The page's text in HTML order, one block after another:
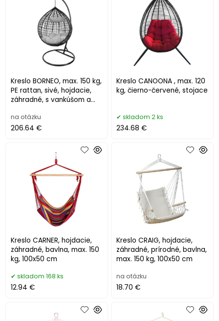
Kreslo BORNEO, max. 150 kg,
PE rattan, sivé, hojdacie,
záhradné, s vankúšom a
na otázku
206.64 €
Kreslo CANOONA , max. 120
kg, čierno-červené, stojace
skladom 2 ks
234.68 €
Kreslo CARNER, hojdacie,
záhradné, bavlna, max. 150
kg, 100x50 cm
skladom 168 ks
12.94 €
Kreslo CRAIG, hojdacie,
záhradné, prírodné, bavlna,
max. 150 kg, 100x50 cm
na otázku
18.70 €